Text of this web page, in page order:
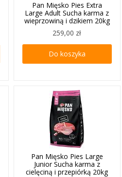
Pan Mięsko Pies Extra
Large Adult Sucha karma z
wieprzowiną i dzikiem 20kg
259,00 zł
Do koszyka
Pan Mięsko Pies Large
Junior Sucha karma z
cielęciną i przepiórką 20kg